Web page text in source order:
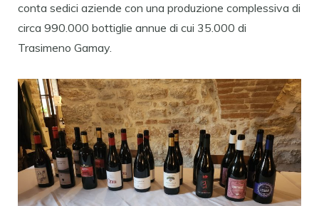
conta sedici aziende con una produzione complessiva di
circa 990.000 bottiglie annue di cui 35.000 di
Trasimeno Gamay.